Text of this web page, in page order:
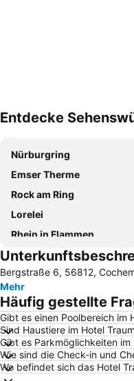
Entdecke
Nürburgring
Emser Therme
Rock am Ring
Lorelei
Rhein in Flammen
Burg Eltz
Altstadt
Kues
Ahrtal-Express
Ehrenbreitstein
Winzerfest
Rheinfels Castle
Bergstraße 6, 56812,
Mehr
Häufig gestellte
Gibt es einen Poolbereich im
Sind Haustiere im Hotel
Gibt es Parkmöglichkeiten im
Wie sind die Check-in und
Wo befindet sich das Hotel